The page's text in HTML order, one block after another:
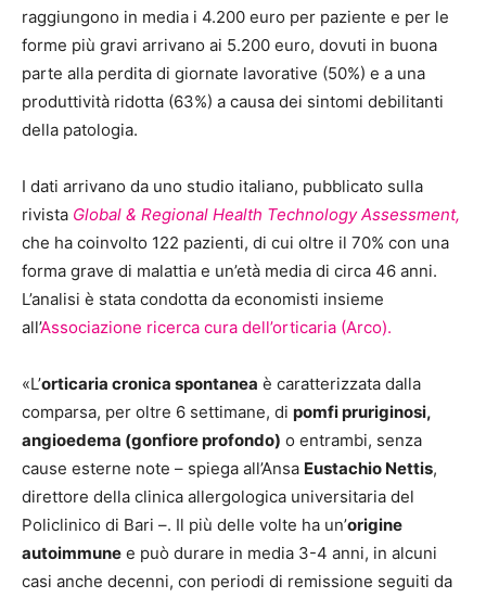
raggiungono in media i 4.200 euro per paziente e per le
forme più gravi arrivano ai 5.200 euro, dovuti in buona
parte alla perdita di giornate lavorative (50%) e a una
produttività ridotta (63%) a causa dei sintomi debilitanti
della patologia.
I dati arrivano da uno studio italiano, pubblicato sulla
rivista Global & Regional Health Technology Assessment,
che ha coinvolto 122 pazienti, di cui oltre il 70% con una
forma grave di malattia e un’età media di circa 46 anni.
L’analisi è stata condotta da economisti insieme
all’Associazione ricerca cura dell’orticaria (Arco).
«L’orticaria cronica spontanea è caratterizzata dalla
comparsa, per oltre 6 settimane, di pomfi pruriginosi,
angioedema (gonfiore profondo) o entrambi, senza
cause esterne note – spiega all’Ansa Eustachio Nettis,
direttore della clinica allergologica universitaria del
Policlinico di Bari –. Il più delle volte ha un’origine
autoimmune e può durare in media 3-4 anni, in alcuni
casi anche decenni, con periodi di remissione seguiti da